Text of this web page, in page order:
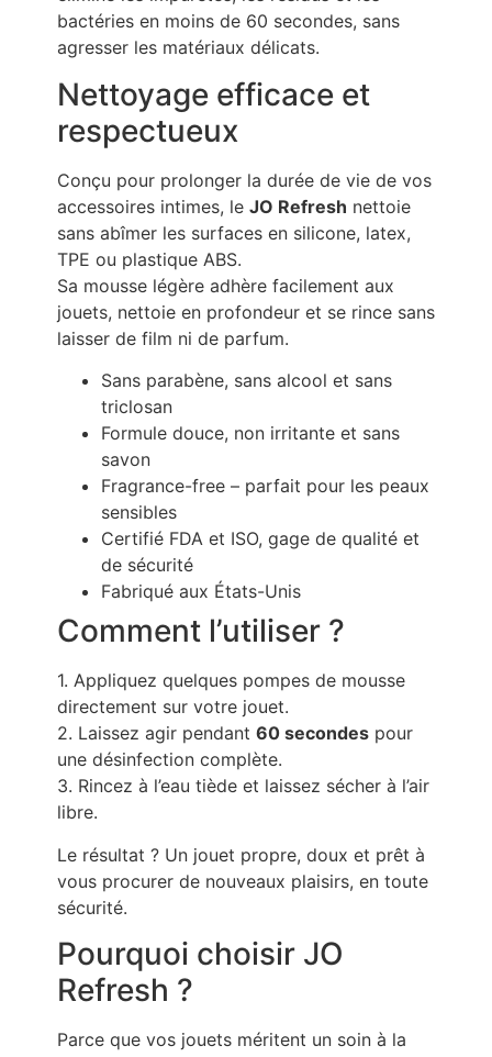
bactéries en moins de 60 secondes, sans
agresser les matériaux délicats.
Nettoyage efficace et
respectueux
Conçu pour prolonger la durée de vie de vos
accessoires intimes, le JO Refresh nettoie
sans abîmer les surfaces en silicone, latex,
TPE ou plastique ABS.
Sa mousse légère adhère facilement aux
jouets, nettoie en profondeur et se rince sans
laisser de film ni de parfum.
Sans parabène, sans alcool et sans
triclosan
Formule douce, non irritante et sans
savon
Fragrance-free – parfait pour les peaux
sensibles
Certifié FDA et ISO, gage de qualité et
de sécurité
Fabriqué aux États-Unis
Comment l’utiliser ?
1. Appliquez quelques pompes de mousse
directement sur votre jouet.
2. Laissez agir pendant 60 secondes pour
une désinfection complète.
3. Rincez à l’eau tiède et laissez sécher à l’air
libre.
Le résultat ? Un jouet propre, doux et prêt à
vous procurer de nouveaux plaisirs, en toute
sécurité.
Pourquoi choisir JO
Refresh ?
Parce que vos jouets méritent un soin à la